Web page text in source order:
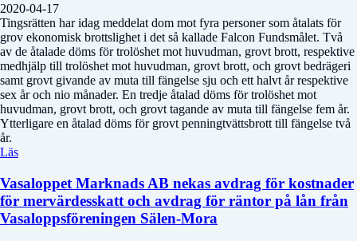
2020-04-17
Tingsrätten har idag meddelat dom mot fyra personer som åtalats för
grov ekonomisk brottslighet i det så kallade Falcon Fundsmålet. Två
av de åtalade döms för trolöshet mot huvudman, grovt brott, respektive
medhjälp till trolöshet mot huvudman, grovt brott, och grovt bedrägeri
samt grovt givande av muta till fängelse sju och ett halvt år respektive
sex år och nio månader. En tredje åtalad döms för trolöshet mot
huvudman, grovt brott, och grovt tagande av muta till fängelse fem år.
Ytterligare en åtalad döms för grovt penningtvättsbrott till fängelse två
år.
Läs
Vasaloppet Marknads AB nekas avdrag för kostnader
för mervärdesskatt och avdrag för räntor på lån från
Vasaloppsföreningen Sälen-Mora